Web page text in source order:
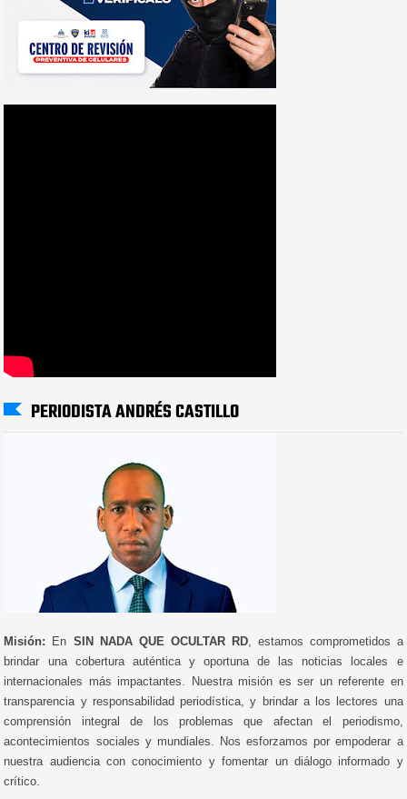
PERIODISTA ANDRÉS CASTILLO
Misión: En SIN NADA QUE OCULTAR RD, estamos comprometidos a
brindar una cobertura auténtica y oportuna de las noticias locales e
internacionales más impactantes. Nuestra misión es ser un referente en
transparencia y responsabilidad periodística, y brindar a los lectores una
comprensión integral de los problemas que afectan el periodismo,
acontecimientos sociales y mundiales. Nos esforzamos por empoderar a
nuestra audiencia con conocimiento y fomentar un diálogo informado y
crítico.